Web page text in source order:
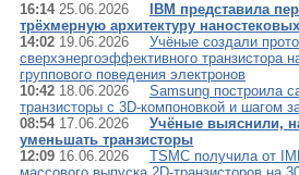
16:1425.06.2026
IBM представила
трёхмерную архитектуру
14:02 19.06.2026
Учёные создали
сверхэнергоэффективного транзистора
группового поведения электронов
10:42 18.06.2026
Samsung построила
транзисторы с 3D-компоновкой и шагом
08:5417.06.2026
Учёные выяснили,
уменьшать транзисторы
12:09 16.06.2026
TSMC получила от